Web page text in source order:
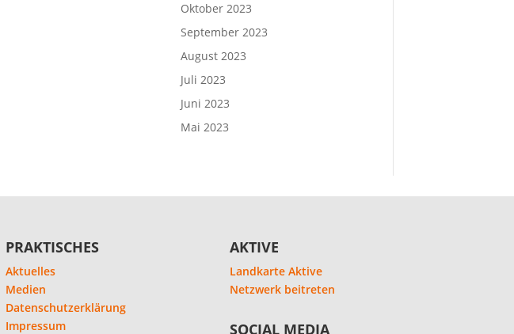
Oktober 2023
September 2023
August 2023
Juli 2023
Juni 2023
Mai 2023
PRAKTISCHES
Aktuelles
Medien
Datenschutzerklärung
Impressum
AKTIVE
Landkarte Aktive
Netzwerk beitreten
SOCIAL MEDIA